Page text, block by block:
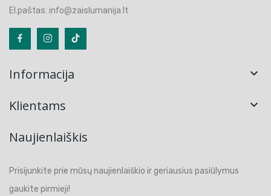
El.paštas: info@zaislumanija.lt
Informacija 
Klientams 
Naujienlaiškis
Prisijunkite prie mūsų naujienlaiškio ir geriausius pasiūlymus
gaukite pirmieji!